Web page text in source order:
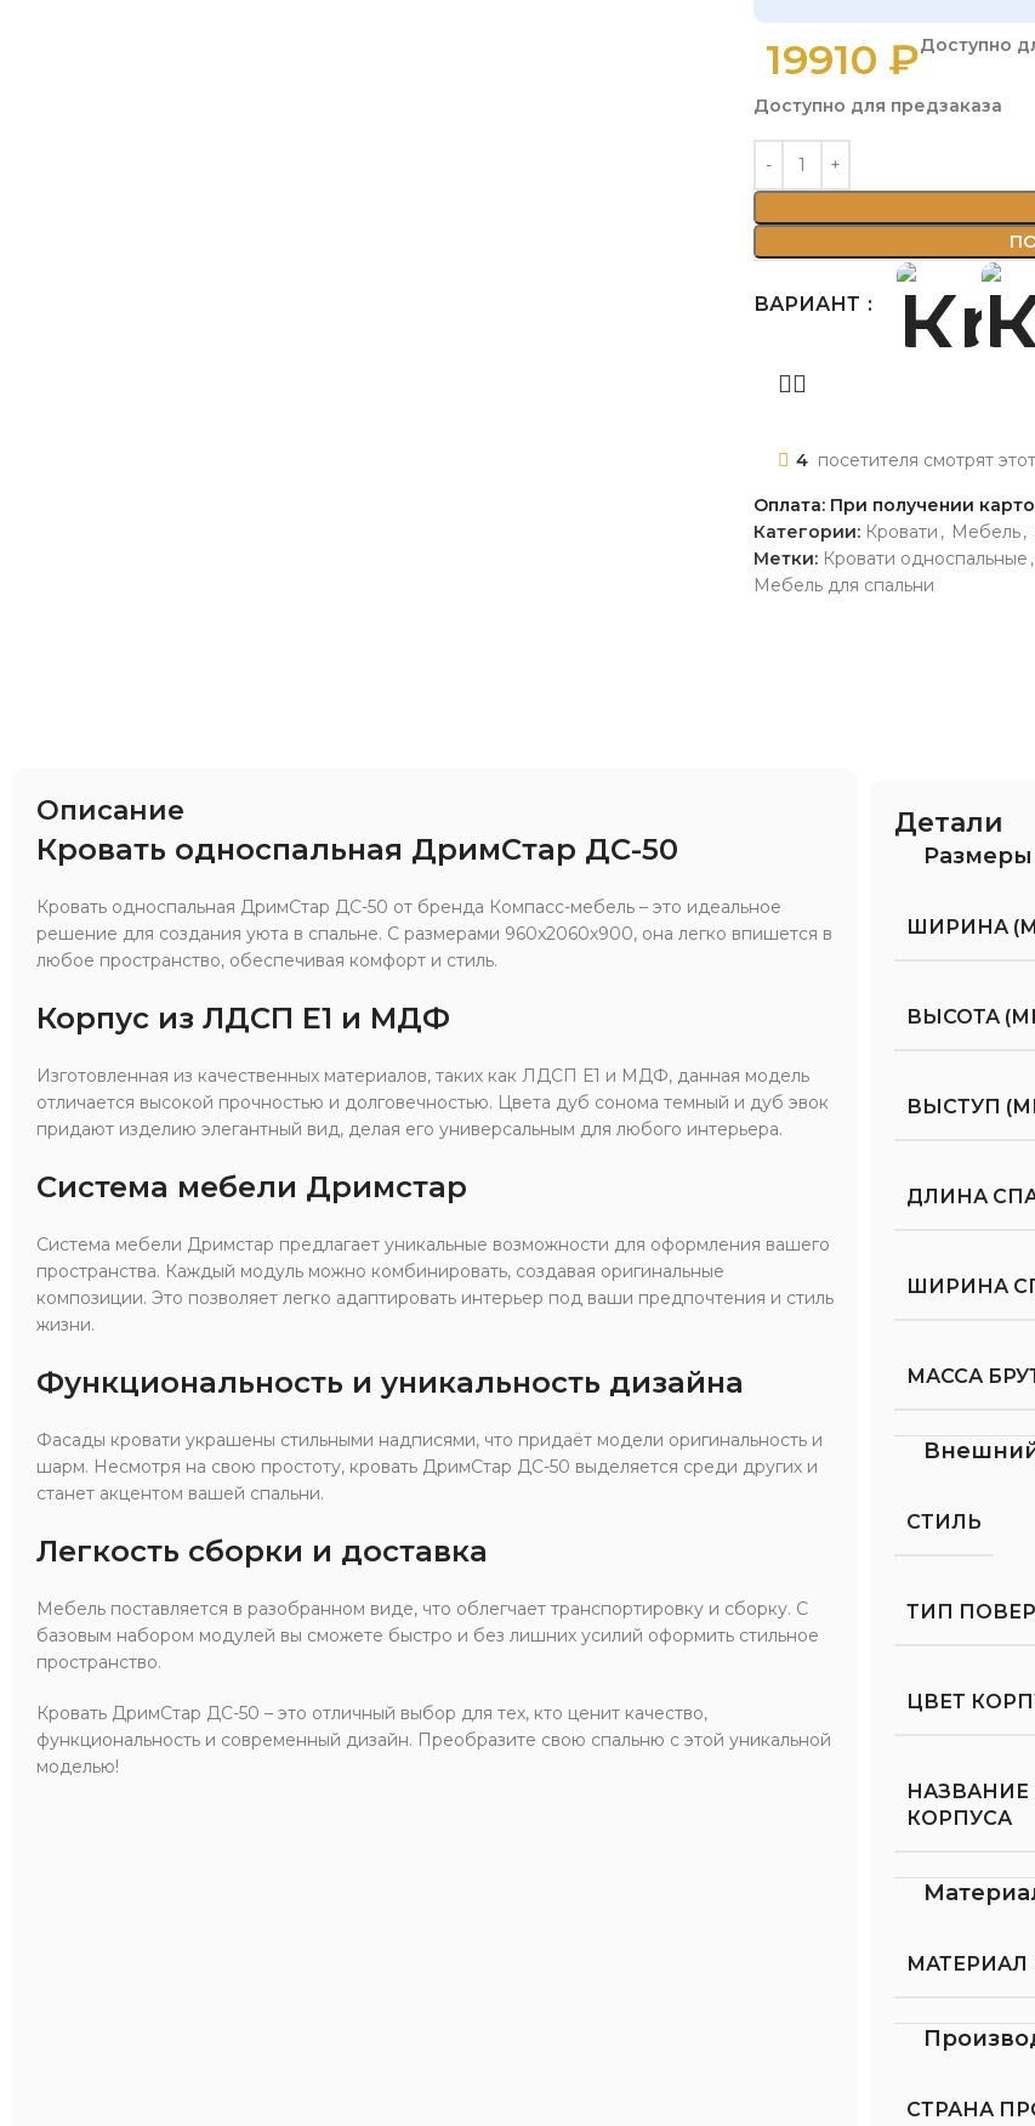
19910 ₽Доступно
Доступно для предзаказа
ВАРИАНТ
4 посетителя смотрят
Оплата: При получении
Категории: Кровати , Мебель,
Метки: Кровати односпальные ,
Мебель для спальни
Описание
Кровать односпальная ДримСтар ДС-50
Кровать односпальная ДримСтар ДС-50 от бренда Компасс-мебель – это идеальное
решение для создания уюта в спальне. С размерами 960x2060x900, она легко впишется в
любое пространство, обеспечивая комфорт и стиль.
Корпус из ЛДСП Е1 и МДФ
Изготовленная из качественных материалов, таких как ЛДСП Е1 и МДФ, данная модель
отличается высокой прочностью и долговечностью. Цвета дуб сонома темный и дуб эвок
придают изделию элегантный вид, делая его универсальным для любого интерьера.
Система мебели Дримстар
Система мебели Дримстар предлагает уникальные возможности для оформления вашего
пространства. Каждый модуль можно комбинировать, создавая оригинальные
композиции. Это позволяет легко адаптировать интерьер под ваши предпочтения и стиль
жизни.
Функциональность и уникальность дизайна
Фасады кровати украшены стильными надписями, что придаёт модели оригинальность и
шарм. Несмотря на свою простоту, кровать ДримСтар ДС-50 выделяется среди других и
станет акцентом вашей спальни.
Легкость сборки и доставка
Мебель поставляется в разобранном виде, что облегчает транспортировку и сборку. С
базовым набором модулей вы сможете быстро и без лишних усилий оформить стильное
пространство.
Кровать ДримСтар ДС-50 – это отличный выбор для тех, кто ценит качество,
функциональность и современный дизайн. Преобразите свою спальню с этой уникальной
моделью!
Детали
Размеры
ШИРИНА
ВЫСОТА
ВЫСТУП
ДЛИНА
ШИРИНА
МАССА
СТИЛЬ
ТИП
ЦВЕТ
НАЗВАНИЕ
КОРПУСА
МАТЕРИАЛ
СТРАНА